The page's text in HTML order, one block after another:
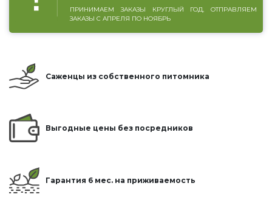
ПРИНИМАЕМ ЗАКАЗЫ КРУГЛЫЙ ГОД, ОТПРАВЛЯЕМ
ЗАКАЗЫ С АПРЕЛЯ ПО НОЯБРЬ
Саженцы из собственного питомника
Выгодные цены без посредников
Гарантия 6 мес. на приживаемость